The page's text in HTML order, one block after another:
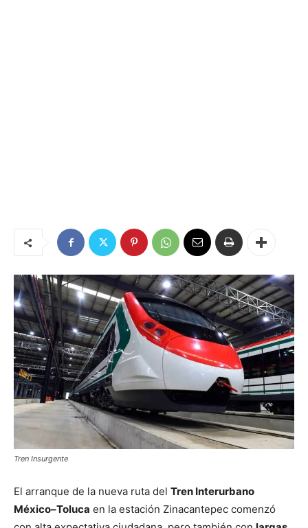
Tren Insurgente
El arranque de la nueva ruta del Tren Interurbano
México–Toluca en la estación Zinacantepec comenzó